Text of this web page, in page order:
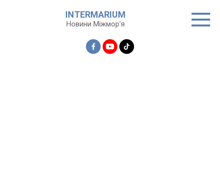
INTERMARIUM
Новини Міжмор'я